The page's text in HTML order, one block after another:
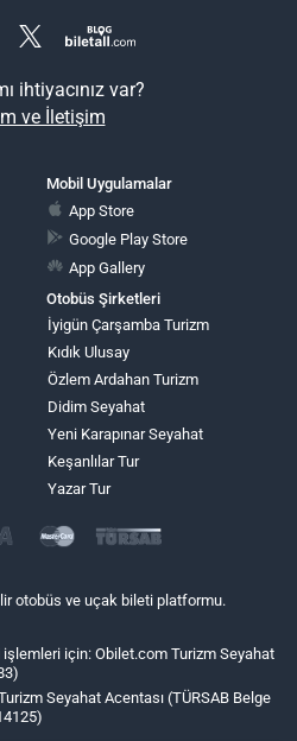
ihtiyacınız var?
ve İletişim
Mobil Uygulamalar
App Store
Google Play Store
App Gallery
Otobüs Şirketleri
İyigün Çarşamba Turizm
Kıdık Ulusay
Özlem Ardahan Turizm
Didim Seyahat
Yeni Karapınar Seyahat
Keşanlılar Tur
Yazar Tur
otobüs ve uçak bileti platformu.
için: Obilet.com Turizm Seyahat
Seyahat Acentası (TÜRSAB Belge